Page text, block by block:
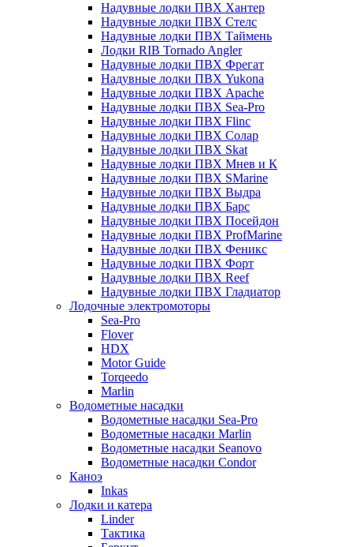
Надувные лодки ПВХ Хантер
Надувные лодки ПВХ Стелс
Надувные лодки ПВХ Таймень
Лодки RIB Tornado Angler
Надувные лодки ПВХ Фрегат
Надувные лодки ПВХ Yukona
Надувные лодки ПВХ Apache
Надувные лодки ПВХ Sea-Pro
Надувные лодки ПВХ Flinc
Надувные лодки ПВХ Солар
Надувные лодки ПВХ Skat
Надувные лодки ПВХ Мнев и К
Надувные лодки ПВХ SMarine
Надувные лодки ПВХ Выдра
Надувные лодки ПВХ Барс
Надувные лодки ПВХ Посейдон
Надувные лодки ПВХ ProfMarine
Надувные лодки ПВХ Феникс
Надувные лодки ПВХ Форт
Надувные лодки ПВХ Reef
Надувные лодки ПВХ Гладиатор
Лодочные электромоторы
Sea-Pro
Flover
HDX
Motor Guide
Torqeedo
Marlin
Водометные насадки
Водометные насадки Sea-Pro
Водометные насадки Marlin
Водометные насадки Seanovo
Водометные насадки Condor
Каноэ
Inkas
Лодки и катера
Linder
Тактика